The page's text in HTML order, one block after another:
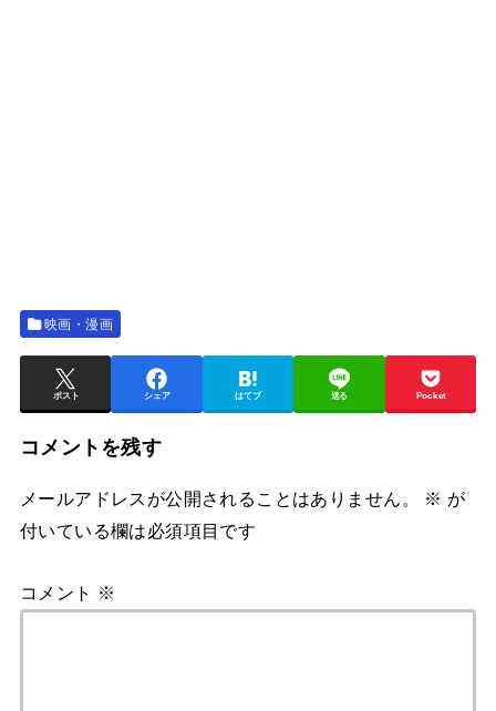
映画・漫画
ポスト シェア はてブ 送る Pocket
コメントを残す
メールアドレスが公開されることはありません。 ※ が
付いている欄は必須項目です
コメント ※